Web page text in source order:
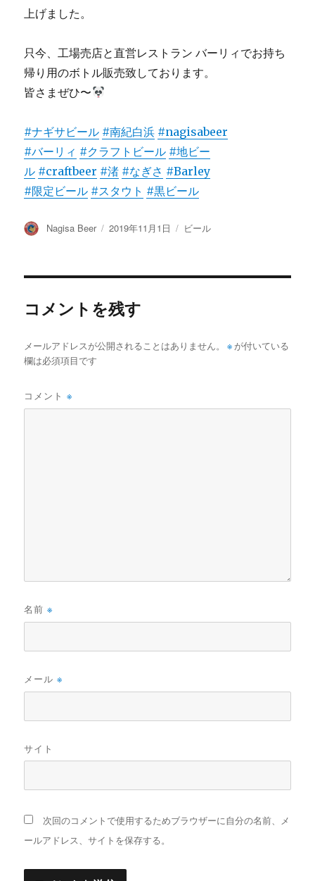
上げました。
只今、工場売店と直営レストラン バーリィでお持ち
帰り用のボトル販売致しております。
皆さまぜひ〜
#ナギサビール #南紀白浜 #nagisabeer
#バーリィ #クラフトビール #地ビー
ル #craftbeer #渚 #なぎさ #Barley
#限定ビール #スタウト #黒ビール
投
Nagisa Beer
投
2019年11月1日
カ
ビール
コメントを残す
メールアドレスが公開されることはありません。 ※が付いている
欄は必須項目です
コメント※
名前※
メール※
サイト
次回のコメントで使用するためブラウザーに自分の名前、メ
ールアドレス、サイトを保存する。